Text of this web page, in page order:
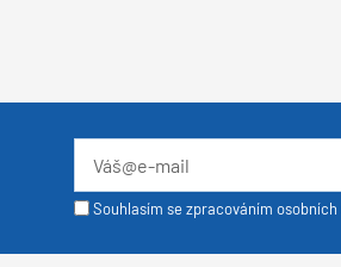
Souhlasím se zpracováním osobních